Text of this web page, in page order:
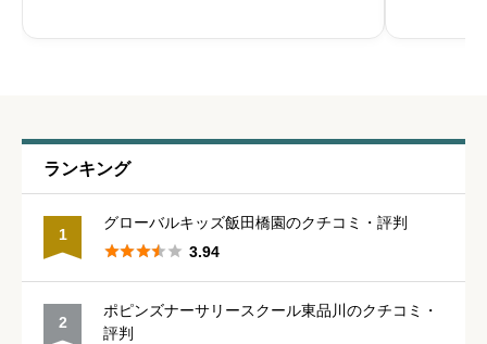
星の数をお選びください 
星の数をお選びください
ランキング
1
グローバルキッズ飯田橋園のクチコミ・評判
 3.94
2
ポピンズナーサリースクール東品川のクチコミ・
評判